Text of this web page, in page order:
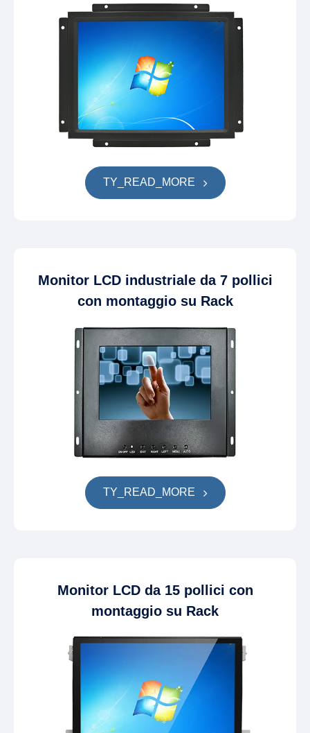
TY_READ_MORE
Monitor LCD industriale da 7 pollici
con montaggio su Rack
TY_READ_MORE
Monitor LCD da 15 pollici con
montaggio su Rack